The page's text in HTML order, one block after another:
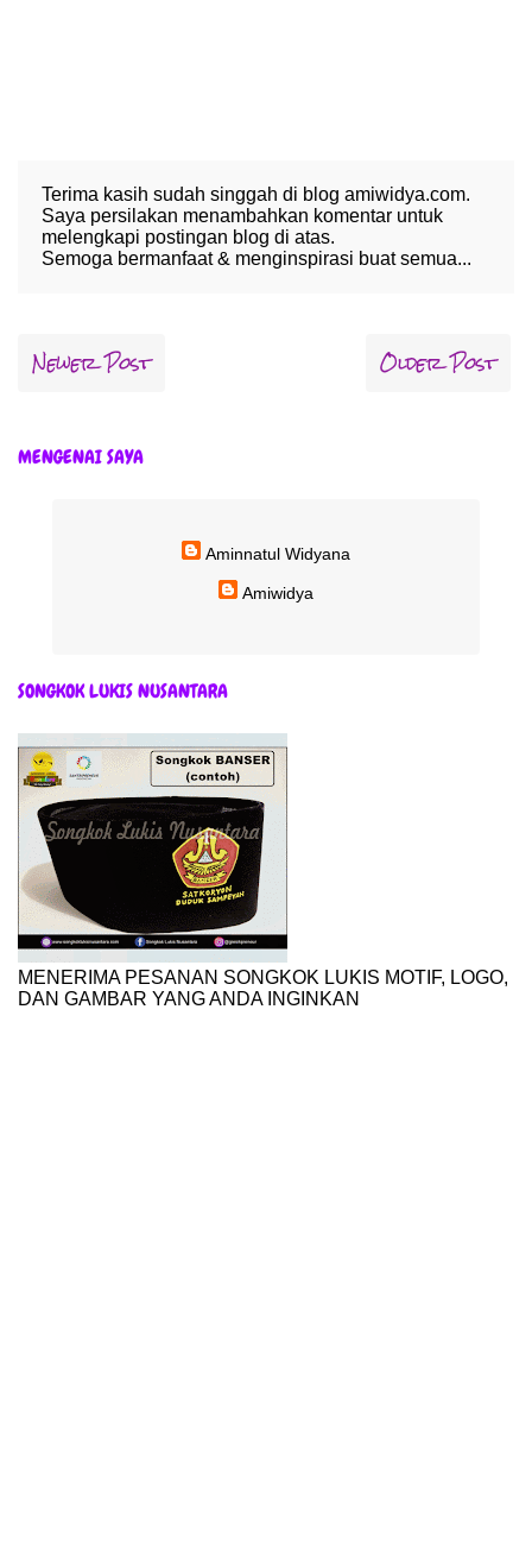
Terima kasih sudah singgah di blog amiwidya.com.
Saya persilakan menambahkan komentar untuk
melengkapi postingan blog di atas.
Semoga bermanfaat & menginspirasi buat semua...
Newer Post Older Post
MENGENAI SAYA
Aminnatul Widyana
Amiwidya
SONGKOK LUKIS NUSANTARA
MENERIMA PESANAN SONGKOK LUKIS MOTIF, LOGO,
DAN GAMBAR YANG ANDA INGINKAN